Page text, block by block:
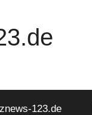
123.de